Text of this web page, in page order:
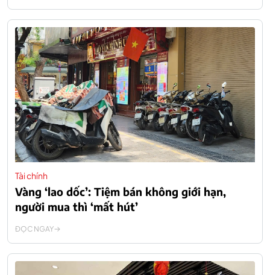
Tài chính
Vàng ‘lao dốc’: Tiệm bán không giới hạn,
người mua thì ‘mất hút’
ĐỌC NGAY